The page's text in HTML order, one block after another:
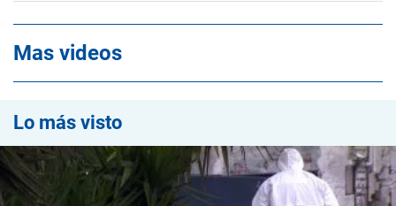
Mas videos
Lo más visto